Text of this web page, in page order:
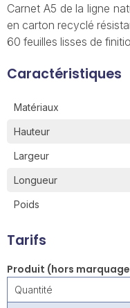
Carnet A5 de la ligne
en carton recyclé
60 feuilles lisses de
Caractéristiques
Matériaux
Hauteur
Largeur
Longueur
Poids
Tarifs
Produit (hors
Quantité